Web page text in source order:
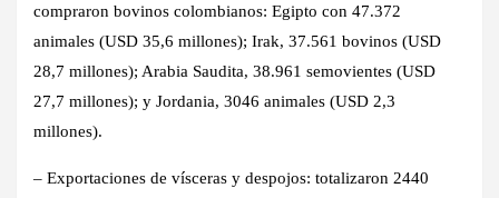
compraron bovinos colombianos: Egipto con 47.372
animales (USD 35,6 millones); Irak, 37.561 bovinos (USD
28,7 millones); Arabia Saudita, 38.961 semovientes (USD
27,7 millones); y Jordania, 3046 animales (USD 2,3
millones).
– Exportaciones de vísceras y despojos: totalizaron 2440